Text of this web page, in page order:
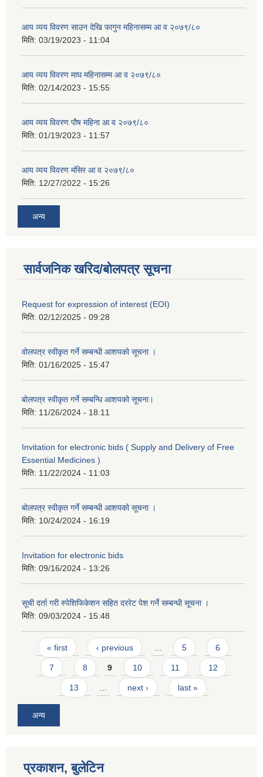
आय व्यय विवरण साउन देखि फागुन महिनासम्म आ व २०७९/८०
मिति: 03/19/2023 - 11:04
आय व्यय विवरण माघ महिनासम्म आ व २०७९/८०
मिति: 02/14/2023 - 15:55
आय व्यय विवरण पौष महिना आ व २०७९/८०
मिति: 01/19/2023 - 11:57
आय व्यय विवरण मंसिर आ व २०७९/८०
मिति: 12/27/2022 - 15:26
अन्य
सार्वजनिक खरिद/बोलपत्र सूचना
Request for expression of interest (EOI)
मिति: 02/12/2025 - 09:28
वोलपत्र स्वीकृत गर्ने सम्बन्धी आशयको सूचना ।
मिति: 01/16/2025 - 15:47
बोलपत्र स्वीकृत गर्ने सम्बन्धि आशयको सूचना।
मिति: 11/26/2024 - 18:11
Invitation for electronic bids ( Supply and Delivery of Free
Essential Medicines )
मिति: 11/22/2024 - 11:03
बोलपत्र स्वीकृत गर्ने सम्बन्धी आशयको सूचना ।
मिति: 10/24/2024 - 16:19
Invitation for electronic bids
मिति: 09/16/2024 - 13:26
सूची दर्ता गरी स्पेशिफिकेशन सहित दररेट पेश गर्ने सम्बन्धी सूचना ।
मिति: 09/03/2024 - 15:48
Pages
« first ‹ previous … 5 6
7 8 9 10 11 12
13 … next › last »
अन्य
प्रकाशन, बुलेटिन